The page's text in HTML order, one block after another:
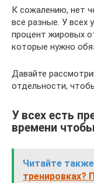
К сожалению, нет
все разные. У всех
процент жировых
которые нужно
Давайте
отдельности,
У всех есть
времени
Читайте
тренировках?